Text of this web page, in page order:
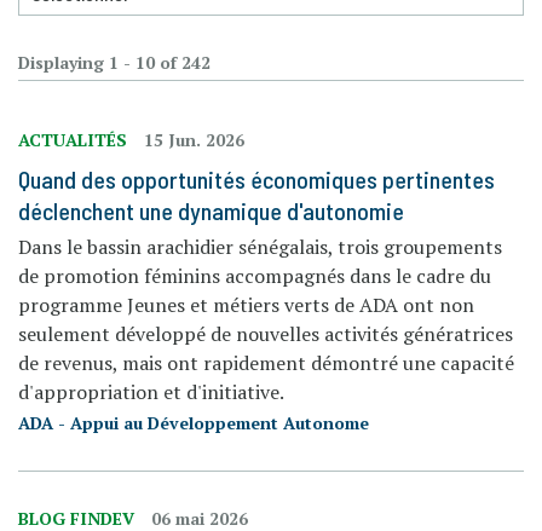
Displaying 1 - 10 of 242
ACTUALITÉS 15 Jun. 2026
Quand des opportunités économiques pertinentes
déclenchent une dynamique d'autonomie
Dans le bassin arachidier sénégalais, trois groupements
de promotion féminins accompagnés dans le cadre du
programme Jeunes et métiers verts de ADA ont non
seulement développé de nouvelles activités génératrices
de revenus, mais ont rapidement démontré une capacité
d'appropriation et d'initiative.
ADA - Appui au Développement Autonome
BLOG FINDEV 06 mai 2026